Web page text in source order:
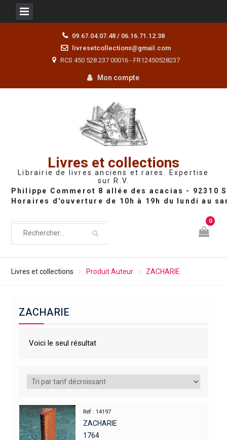
09.67.04.07.48 / 06.16.71.12.38
livresetcollections@gmail.com
RCS 450 528 237 00016 - FR12450528237
Mon compte
Livres et collections
Librairie de livres anciens et rares. Expertise
sur R.V.
0
Livres et collections Produit Auteur ZACHARIE
ZACHARIE
Voici le seul résultat
Réf : 14197
ZACHARIE
1764